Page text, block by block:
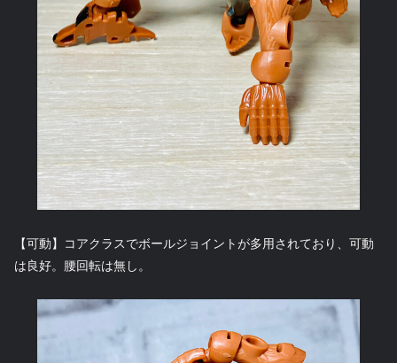
【可動】コアクラスでボールジョイントが多用されており、可動
は良好。腰回転は無し。